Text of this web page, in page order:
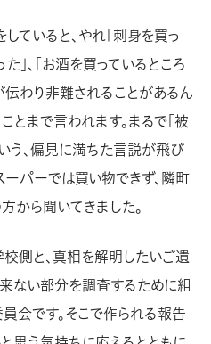
ていると、やれ「刺身を買っ
」、「お酒を買っているところ
伝わり非難されることがあるん
ことまで言われます。まるで「被
う、偏見に満ちた言説が飛び
ーパーでは買い物できず、隣町
から聞いてきました。
側と、真相を解明したいご遺
ない部分を調査するために組
会です。そこで作られる報告